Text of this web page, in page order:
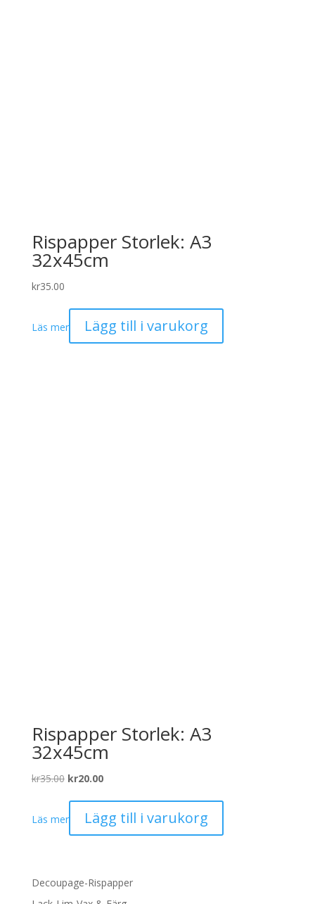
Rispapper Storlek: A3
32x45cm
kr35.00
Läs mer Lägg till i varukorg
Rispapper Storlek: A3
32x45cm
kr35.00 Det
var:
kr20.00Det
är:
Läs mer Lägg till i varukorg
Decoupage-Rispapper